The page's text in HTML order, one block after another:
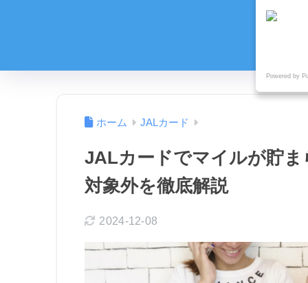
ホーム JALカード
JALカードでマイルが貯
対象外を徹底解説
2024-12-08
Powered by